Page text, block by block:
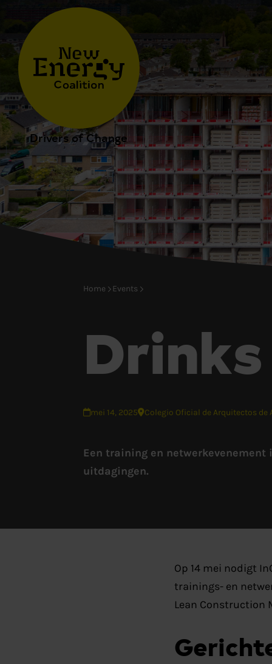
Drivers of Change
Home Events
mei 14, 2025 Colegio Oficial de Arquitectos de
Een training en netwerkevenement
uitdagingen.
Op 14 mei nodigt
trainings- en
Lean Construction